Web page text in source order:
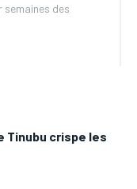
semaines des
Tinubu crispe les